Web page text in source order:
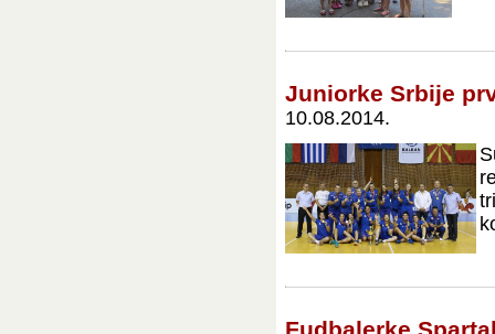
Juniorke Srbije
10.08.2014.